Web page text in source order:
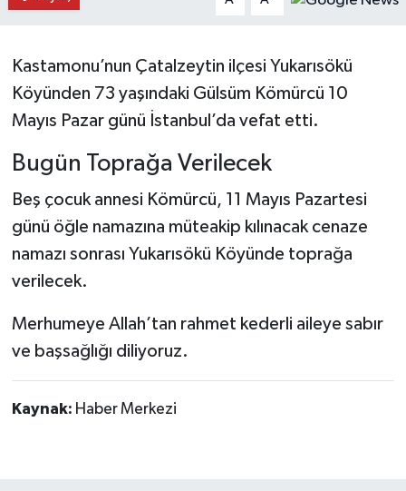
Kastamonu’nun Çatalzeytin ilçesi Yukarısökü
Köyünden 73 yaşındaki Gülsüm Kömürcü 10
Mayıs Pazar günü İstanbul’da vefat etti.
Bugün Toprağa Verilecek
Beş çocuk annesi Kömürcü, 11 Mayıs Pazartesi
günü öğle namazına müteakip kılınacak cenaze
namazı sonrası Yukarısökü Köyünde toprağa
verilecek.
Merhumeye Allah’tan rahmet kederli aileye sabır
ve başsağlığı diliyoruz.
Kaynak: Haber Merkezi
İhsangazi Haberleri
Küre Haberleri
Şenpazar Haberleri
Seydiler Haberleri
Taşköprü Haberleri